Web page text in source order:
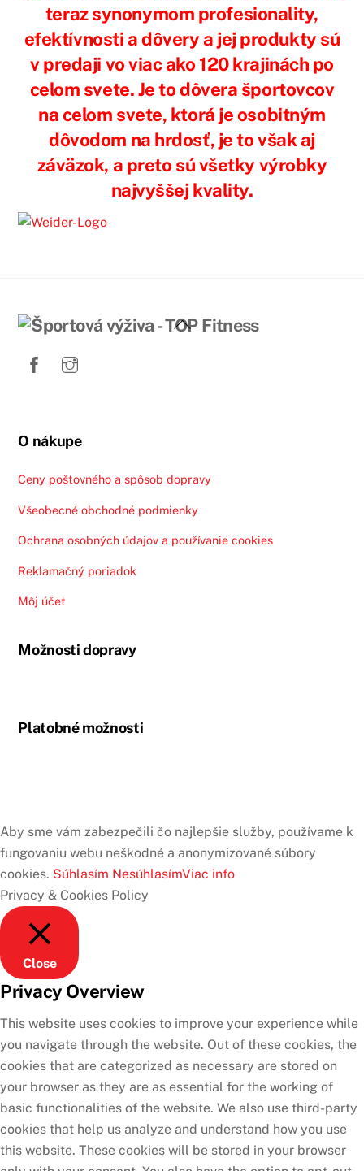
teraz synonymom profesionality,
efektívnosti a dôvery a jej produkty sú
v predaji vo viac ako 120 krajinách po
celom svete. Je to dôvera športovcov
na celom svete, ktorá je osobitným
dôvodom na hrdosť, je to však aj
záväzok, a preto sú všetky výrobky
najvyššej kvality.
Back
O nákupe
Ceny poštovného a spôsob dopravy
Všeobecné obchodné podmienky
Ochrana osobných údajov a používanie cookies
Reklamačný poriadok
Môj účet
Možnosti dopravy
Platobné možnosti
Aby sme vám zabezpečili čo najlepšie služby, používame k
fungovaniu webu neškodné a anonymizované súbory
cookies. Súhlasím NesúhlasímViac info
Privacy & Cookies Policy
Close
Privacy Overview
This website uses cookies to improve your experience while
you navigate through the website. Out of these cookies, the
cookies that are categorized as necessary are stored on
your browser as they are as essential for the working of
basic functionalities of the website. We also use third-party
cookies that help us analyze and understand how you use
this website. These cookies will be stored in your browser